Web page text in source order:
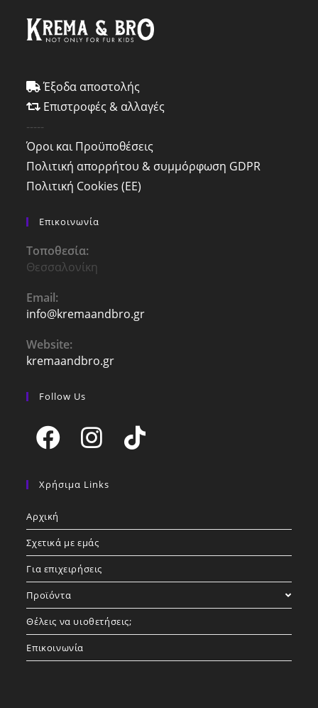
Έξοδα αποστολής
Επιστροφές & αλλαγές
-----
Όροι και Προϋποθέσεις
Πολιτική απορρήτου & συμμόρφωση GDPR
Πολιτική Cookies (ΕΕ)
Επικοινωνία
Τοποθεσία:
Θεσσαλονίκη
Email:
info@kremaandbro.grOpens
Website:
kremaandbro.gr
Follow Us
in
new
in
Χρήσιμα Links
Αρχική
Σχετικά με εμάς
Για επιχειρήσεις
Προϊόντα
Θέλεις να υιοθετήσεις;
Επικοινωνία